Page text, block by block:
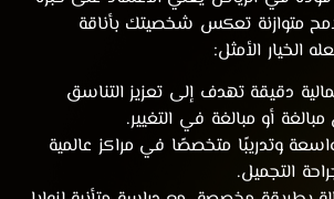
متوازنة تعكس شخصيتك بأناقة
الخيار الأمثل:
دقيقة تهدف إلى تعزيز التناسق
أو مبالغة في التغيير.
وتدريبًا متخصصًا في مراكز عالمية
التجميل.